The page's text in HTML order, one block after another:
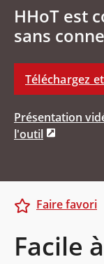
HHoT est
sans
Téléchargez
Présentation
l'outil
Facile
Faire favori